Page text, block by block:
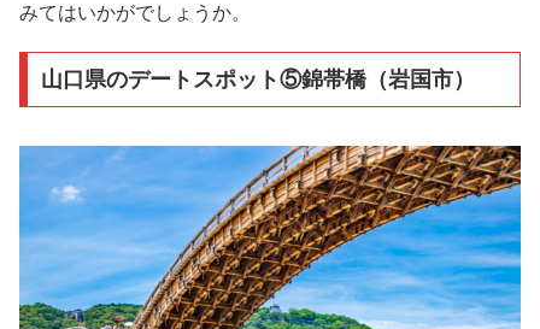
みてはいかがでしょうか。
山口県のデートスポット⑤錦帯橋（岩国市）